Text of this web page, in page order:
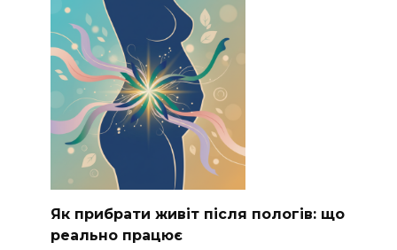
Як прибрати живіт після пологів: що
реально працює